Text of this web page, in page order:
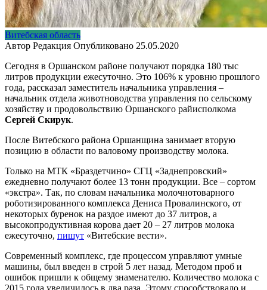
Витебская область
Автор Редакция Опубликовано 25.05.2020
Сегодня в Оршанском районе получают порядка 180 тыс
литров продукции ежесуточно. Это 106% к уровню прошлого
года, рассказал заместитель начальника управления –
начальник отдела животноводства управления по сельскому
хозяйству и продовольствию Оршанского райисполкома
Сергей Скирук.
После Витебского района Оршанщина занимает вторую
позицию в области по валовому производству молока.
Только на МТК «Браздетчино» СГЦ «Заднепровский»
ежедневно получают более 13 тонн продукции. Все – сортом
«экстра». Так, по словам начальника молочнотоварного
роботизированного комплекса Дениса Провалинского, от
некоторых буренок на раздое имеют до 37 литров, а
высокопродуктивная корова дает 20 – 27 литров молока
ежесуточно, пишут «Витебские вести».
Современный комплекс, где процессом управляют умные
машины, был введен в строй 5 лет назад. Методом проб и
ошибок пришли к общему знаменателю. Количество молока с
2015 года увеличилось в два раза. Этому способствовало и